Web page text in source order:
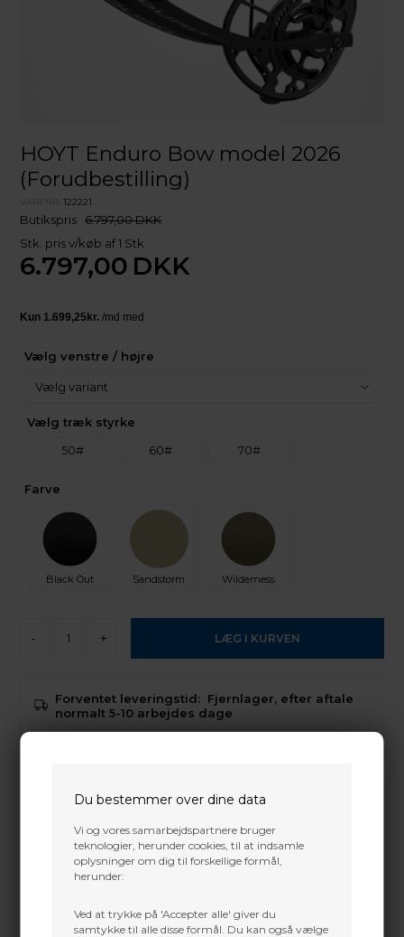
Du bestemmer over dine data
Vi og vores samarbejdspartnere bruger
teknologier, herunder cookies, til at indsamle
oplysninger om dig til forskellige formål,
herunder:
Ved at trykke på 'Accepter alle' giver du
samtykke til alle disse formål. Du kan også vælge
HOYT Enduro Bow model 2026
(Forudbestilling)
122221
Butikspris 6.797,00 DKK
Stk. pris v/køb af 1 Stk
6.797,00 DKK
Vælg venstre / højre
Vælg træk styrke
50#
60# 70#
Farve
Black Out Sandstorm Wilderness
- +
Forventet leveringstid: Fjernlager, efter aftale
normalt 5-10 arbejdes dage
FPS (IBO)
Brace height